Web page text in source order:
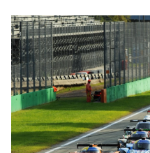
PARTICIPANTS
JEU OFFICIEL
HOSPITALITÉS
BILLETTERIE